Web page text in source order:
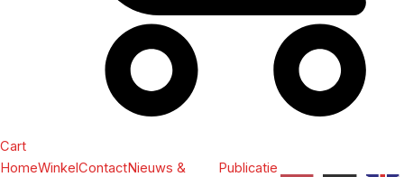
Cart
HomeWinkelContactNieuws &
Publicatie